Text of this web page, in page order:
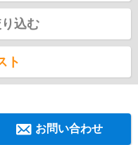
込む
ト
お問い合わせ